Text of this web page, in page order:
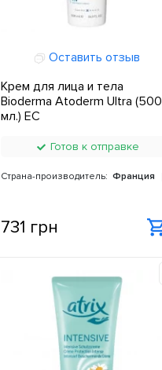
Оставить отзыв
Крем для лица и тела
Bioderma Atoderm Ultra (500
мл.) ЕС
Готов к отправке
Страна-производитель: Франция
731 грн